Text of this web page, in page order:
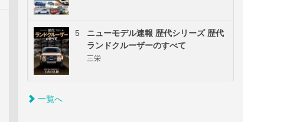
5
ニューモデル速報 歴代シリーズ 歴代
ランドクルーザーのすべて
三栄
一覧へ